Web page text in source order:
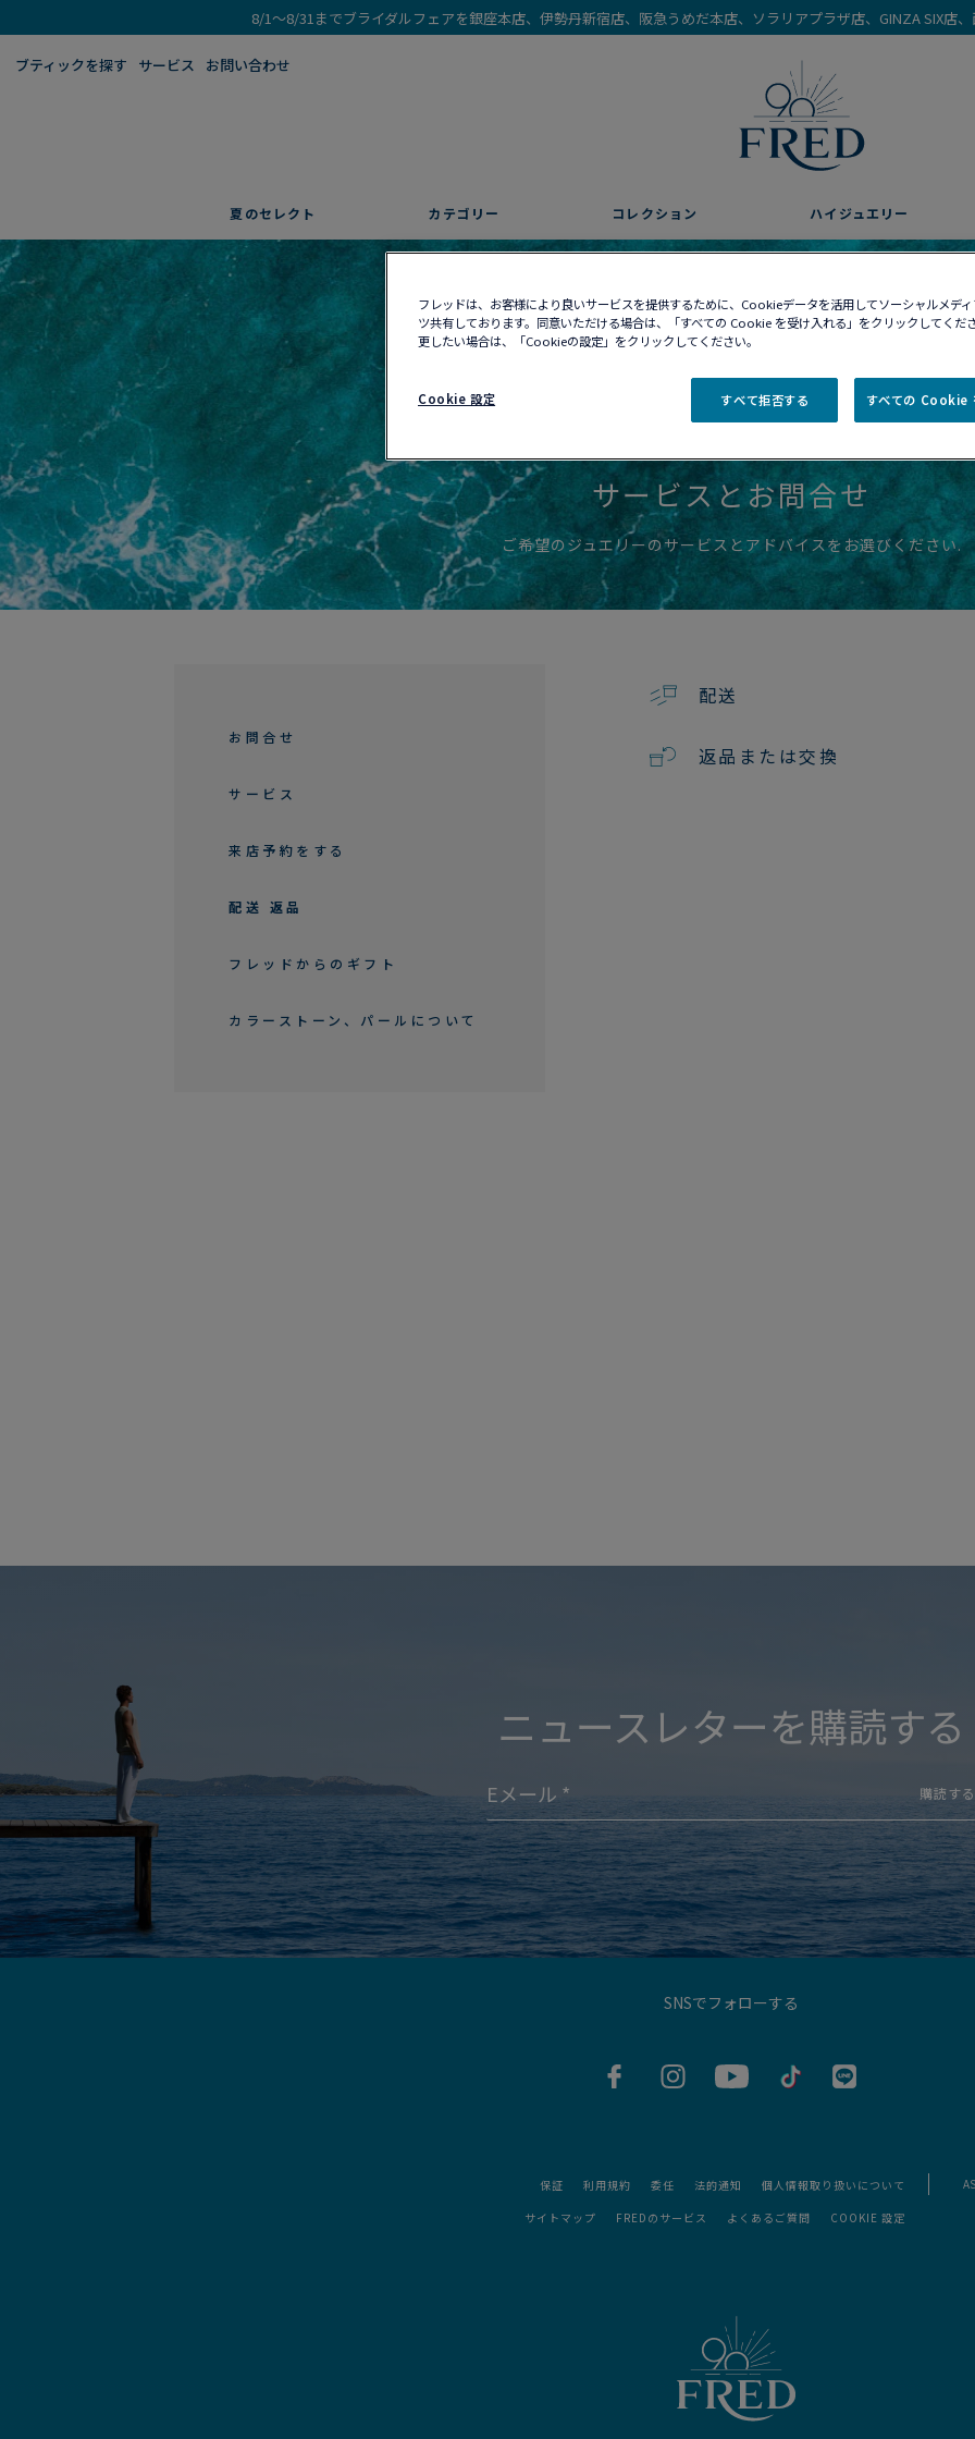
8/1～8/31までブライダルフェアを銀座本店、伊勢丹新宿店、阪急うめだ本店、ソラリアプラザ店、GINZA SIX店
ブティックを探す​ サービス お問い合わせ
夏のセレクト カテゴリー コレクション ハイジュエリー
サービスとお問合せ
ご希望のジュエリーのサービスとアドバイスをお選びください.
お問合せ
サービス
来店予約をする
配送 返品
フレッドからのギフト
カラーストーン、パールについて
配送
返品または交換
ニュースレターを購読する
購読する
SNSでフォローする
保証 利用規約 委任 法的通知
個人情報取り扱いについて
サイトマップ
FREDのサービス よくあるご質問 COOKIE 設定
フレッドは、お客様により良いサービスを提供するために、Cookieデータを活用してソーシャルメデ
ツ共有しております。同意いただける場合は、「すべての Cookie を受け入れる」をクリックしてくだ
更したい場合は、「Cookieの設定」をクリックしてください。
Cookie 設定 すべて拒否する すべての Cookie